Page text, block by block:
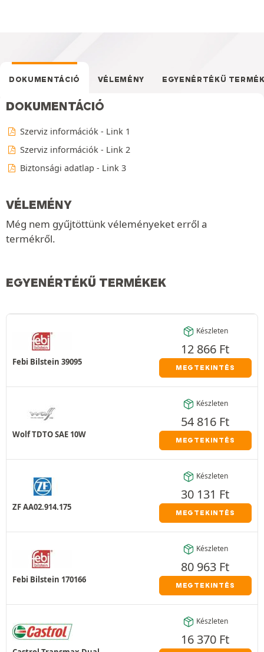
DOKUMENTÁCIÓ VÉLEMÉNY EGYENÉRTÉKŰ
DOKUMENTÁCIÓ
Szerviz információk - Link 1
Szerviz információk - Link 2
Biztonsági adatlap - Link 3
VÉLEMÉNY
Még nem gyűjtöttünk véleményeket erről a
termékről.
EGYENÉRTÉKŰ TERMÉKEK
Febi Bilstein 39095
Készleten
12 866 Ft
MEGTEKINTÉS
Wolf TDTO SAE 10W
Készleten
54 816 Ft
MEGTEKINTÉS
ZF AA02.914.175
Készleten
30 131 Ft
MEGTEKINTÉS
Febi Bilstein 170166
Készleten
80 963 Ft
MEGTEKINTÉS
Készleten
16 370 Ft